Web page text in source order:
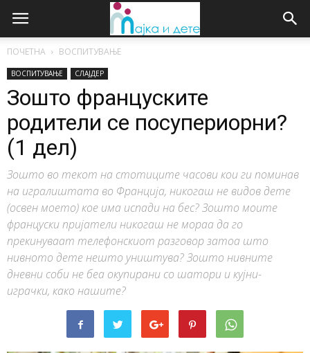
ПОЧЕТНА ВОСПИТУВАЊЕ
ВОСПИТУВАЊЕ СЛАЈДЕР
Зошто француските
родители се посупериорни?
(1 дел)
Зошто во текот на стотиците часови кои ги поминав
на игралиштата во Франција, никогаш не видов дете
(освен моето) кое има испади на бес? Зошто моите
француски пријатели никогаш не мораа да го
прекинуваат телефонскиот разговор затоа што
нивното дете нешто уништува? Зошто нивните
дневни соби не беа окупирани со шатори и кујни-
играчки, како нашите?